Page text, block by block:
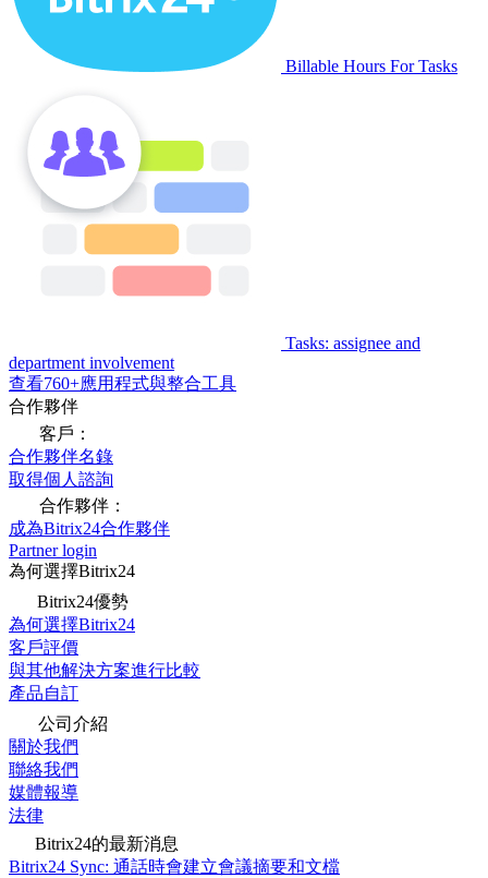
Billable Hours For Tasks
Tasks: assignee and
department involvement
查看760+應用程式與整合工具
合作夥伴
客戶：
合作夥伴名錄
取得個人諮詢
合作夥伴：
成為Bitrix24合作夥伴
Partner login
為何選擇Bitrix24
Bitrix24優勢
為何選擇Bitrix24
客戶評價
與其他解決方案進行比較
產品自訂
公司介紹
關於我們
聯絡我們
媒體報導
法律
Bitrix24的最新消息
Bitrix24 Sync: 通話時會建立會議摘要和文檔